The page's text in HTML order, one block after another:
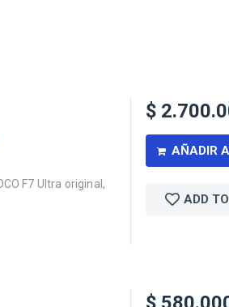
F7 Ultra original,
$
AÑADIR
ADD